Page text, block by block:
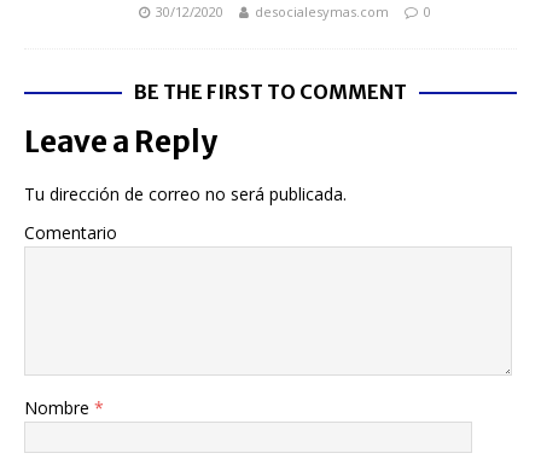
30/12/2020 desocialesymas.com 0
BE THE FIRST TO COMMENT
Leave a Reply
Tu dirección de correo no será publicada.
Comentario
Nombre *